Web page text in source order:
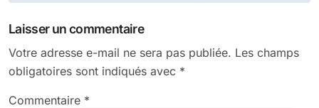
l’article
Laisser un commentaire
Votre adresse e-mail ne sera pas publiée. Les champs
obligatoires sont indiqués avec *
Commentaire *